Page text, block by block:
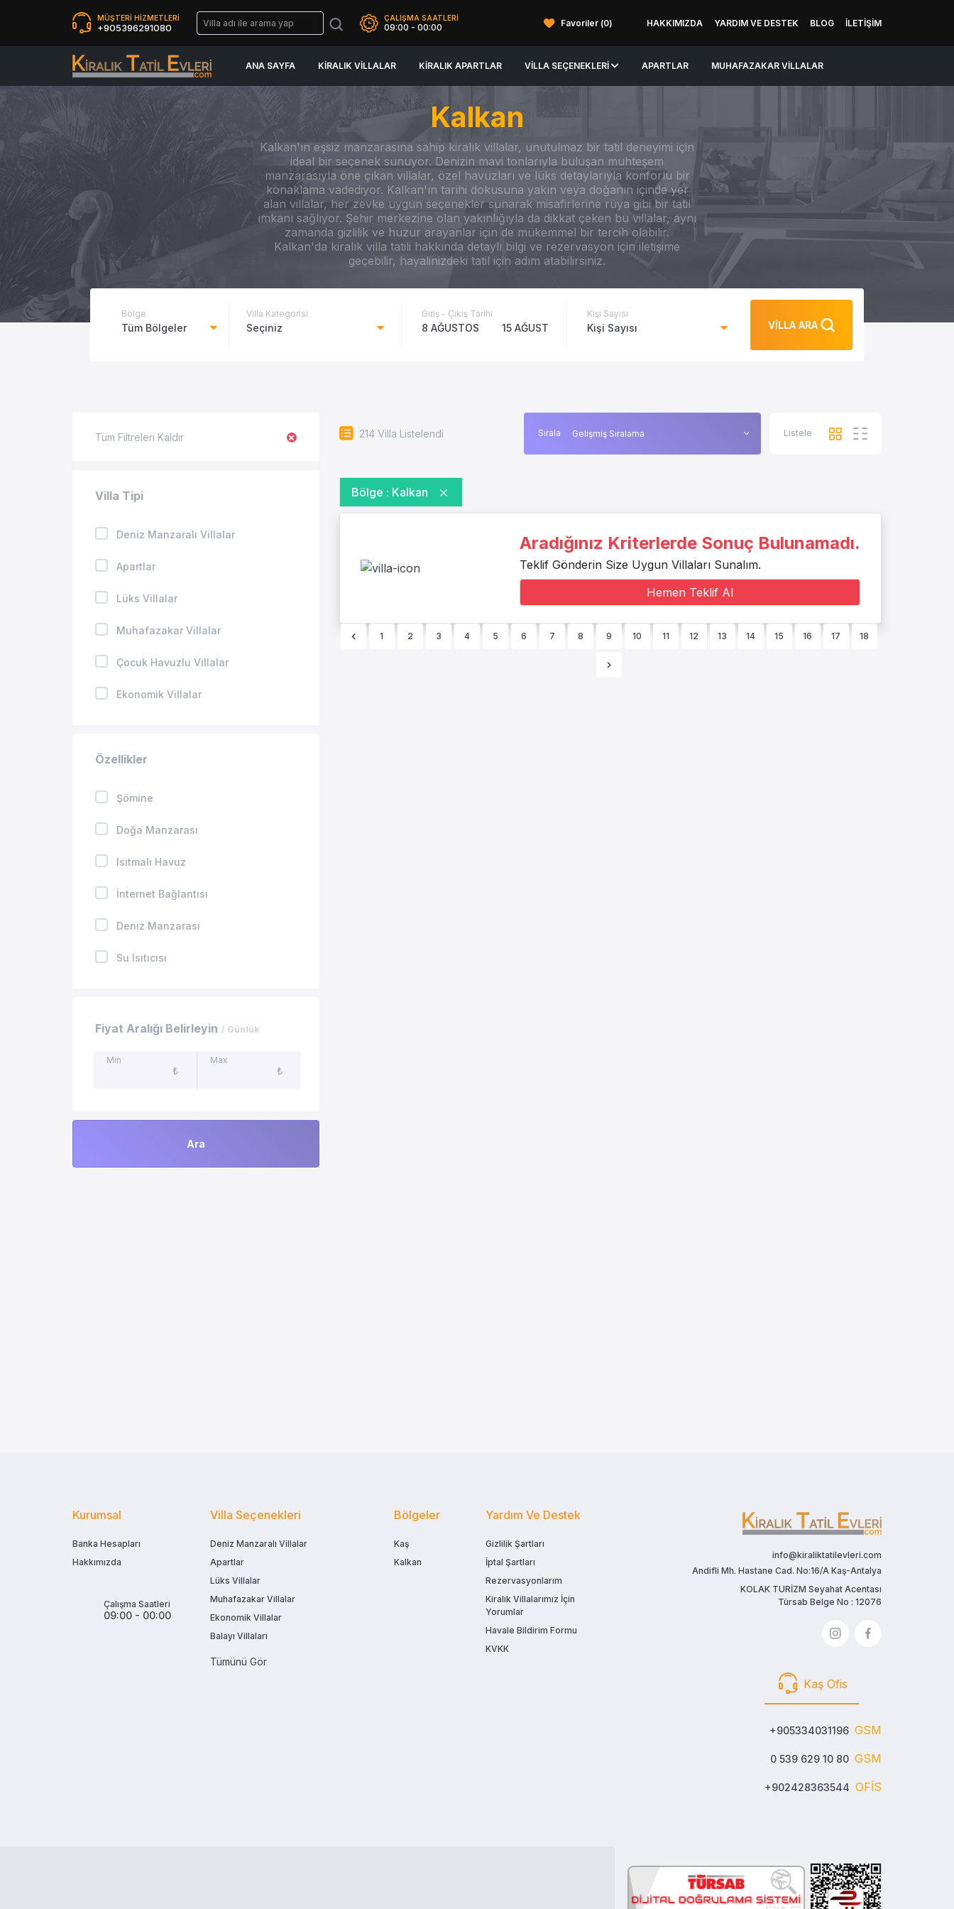
MÜŞTERİ HİZMETLERİ
+905396291080
ÇALIŞMA SAATLERİ
09:00 - 00:00 Favoriler (0) HAKKIMIZDA YARDIM VE DESTEK BLOG İLETIŞIM
ANA SAYFA KIRALIK VILLALAR KIRALIK APARTLAR VILLA SEÇENEKLERI APARTLAR MUHAFAZAKAR VILLALAR
Kalkan
Kalkan'ın eşsiz manzarasına sahip kiralık villalar, unutulmaz bir tatil deneyimi için
ideal bir seçenek sunuyor. Denizin mavi tonlarıyla buluşan muhteşem
manzarasıyla öne çıkan villalar, özel havuzları ve lüks detaylarıyla konforlu bir
konaklama vadediyor. Kalkan'ın tarihi dokusuna yakın veya doğanın içinde yer
alan villalar, her zevke uygun seçenekler sunarak misafirlerine rüya gibi bir tatil
imkanı sağlıyor. Şehir merkezine olan yakınlığıyla da dikkat çeken bu villalar, aynı
zamanda gizlilik ve huzur arayanlar için de mükemmel bir tercih olabilir.
Kalkan'da kiralık villa tatili hakkında detaylı bilgi ve rezervasyon için iletişime
geçebilir, hayalinizdeki tatil için adım atabilirsiniz.
Bölge
Tüm Bölgeler
Villa Kategorisi
Seçiniz
Giriş - Çıkış Tarihi
8 AĞUSTOS 15 AĞUSTOS
Kişi Sayısı
Kişi Sayısı VİLLA ARA
Tüm Filtreleri Kaldır
Villa Tipi
Deniz Manzaralı Villalar
Apartlar
Lüks Villalar
Muhafazakar Villalar
Çocuk Havuzlu Villalar
Ekonomik Villalar
Jakuzili Villalar
Merkeze Yakın Villalar
Özellikler
Şömine
Doğa Manzarası
Isıtmalı Havuz
İnternet Bağlantısı
Deniz Manzarası
Su Isıtıcısı
Kahve Makinesi
Özel Yüzme Havuzu
Yemek Masası
Fiyat Aralığı Belirleyin / Günlük
Min
₺
Max
₺
Ara
214Villa Listelendi Sırala Listele
Bölge : Kalkan
Aradığınız Kriterlerde Sonuç Bulunamadı.
Teklif Gönderin Size Uygun Villaları Sunalım.
Hemen Teklif Al
1 2 3 4 5 6 7 8 9 10 11 12 13 14 15 16 17 18
Kurumsal
Banka Hesapları
Hakkımızda
Çalışma Saatleri
09:00 - 00:00
Villa Seçenekleri
Deniz Manzaralı Villalar
Apartlar
Lüks Villalar
Muhafazakar Villalar
Ekonomik Villalar
Balayı Villaları
Tümünü Gör
Bölgeler
Kaş
Kalkan
Yardım Ve Destek
Gizlilik Şartları
İptal Şartları
Rezervasyonlarım
Kiralık Villalarımız İçin
Yorumlar
Havale Bildirim Formu
KVKK
info@kiraliktatilevleri.com
Andifli Mh. Hastane Cad. No:16/A Kaş-Antalya
KOLAK TURİZM Seyahat Acentası
Türsab Belge No : 12076
Kaş Ofis
+905334031196 GSM
0 539 629 10 80 GSM
+902428363544 OFİS